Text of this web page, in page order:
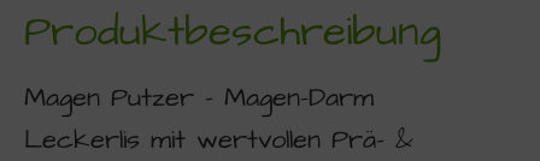
Produktbeschreibung
Magen Putzer – Magen-Darm
Leckerlis mit wertvollen Prä- &